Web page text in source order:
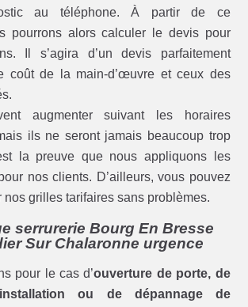
au téléphone. À partir de ce
pourrons alors calculer le devis pour
Il s’agira d’un devis parfaitement
coût de la main-d’œuvre et ceux des
augmenter suivant les horaires
ils ne seront jamais beaucoup trop
la preuve que nous appliquons les
nos clients. D’ailleurs, vous pouvez
nos grilles tarifaires sans problèmes.
serrurerie Bourg En Bresse
Sur Chalaronne urgence
pour le cas d’ouverture de porte, de
ou de dépannage de